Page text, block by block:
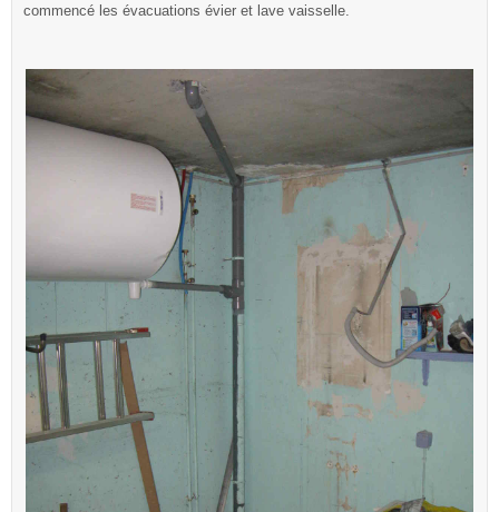
commencé les évacuations évier et lave vaisselle.